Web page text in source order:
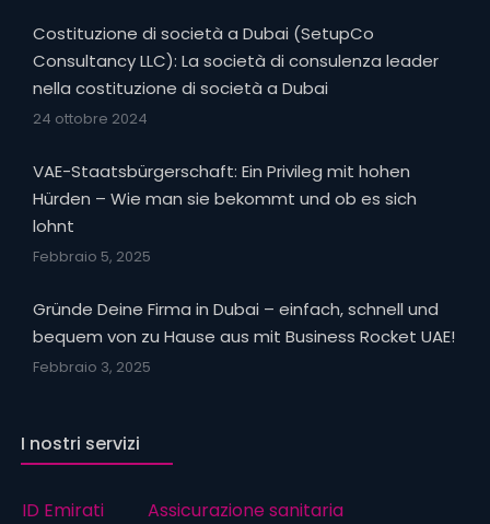
Costituzione di società a Dubai (SetupCo
Consultancy LLC): La società di consulenza leader
nella costituzione di società a Dubai
24 ottobre 2024
VAE-Staatsbürgerschaft: Ein Privileg mit hohen
Hürden – Wie man sie bekommt und ob es sich
lohnt
Febbraio 5, 2025
Gründe Deine Firma in Dubai – einfach, schnell und
bequem von zu Hause aus mit Business Rocket UAE!
Febbraio 3, 2025
I nostri servizi
ID Emirati
Assicurazione sanitaria